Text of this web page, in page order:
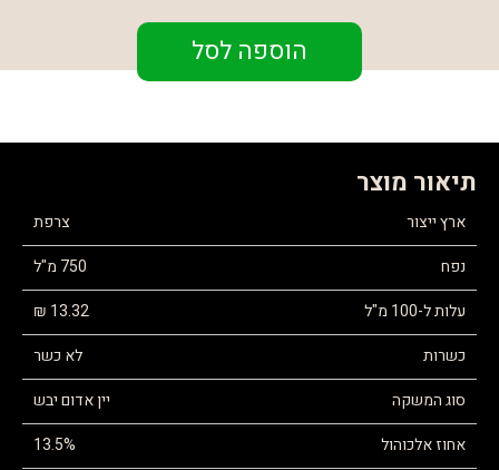
הוספה לסל
תיאור מוצר
ארץ ייצור
צרפת
נפח
750 מ"ל
עלות ל-100 מ"ל
13.32 ₪
כשרות
לא כשר
סוג המשקה
יין אדום יבש
אחוז אלכוהול
13.5%